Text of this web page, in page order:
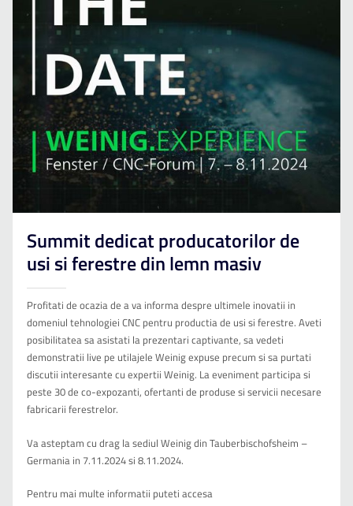
Summit dedicat producatorilor de
usi si ferestre din lemn masiv
Profitati de ocazia de a va informa despre ultimele inovatii in
domeniul tehnologiei CNC pentru productia de usi si ferestre. Aveti
posibilitatea sa asistati la prezentari captivante, sa vedeti
demonstratii live pe utilajele Weinig expuse precum si sa purtati
discutii interesante cu expertii Weinig. La eveniment participa si
peste 30 de co-expozanti, ofertanti de produse si servicii necesare
fabricarii ferestrelor.
Va asteptam cu drag la sediul Weinig din Tauberbischofsheim –
Germania in 7.11.2024 si 8.11.2024.
Pentru mai multe informatii puteti accesa